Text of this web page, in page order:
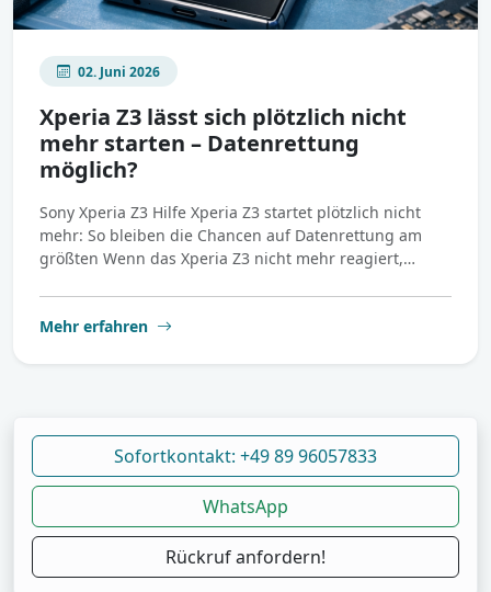
02. Juni 2026
Xperia Z3 lässt sich plötzlich nicht
mehr starten – Datenrettung
möglich?
Sony Xperia Z3 Hilfe Xperia Z3 startet plötzlich nicht
mehr: So bleiben die Chancen auf Datenrettung am
größten Wenn das Xperia Z3 nicht mehr reagiert,…
Mehr erfahren
Sofortkontakt: +49 89 96057833
WhatsApp
Rückruf anfordern!